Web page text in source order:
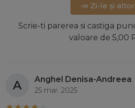
📣 Zi-le și
Scrie-ti parerea si castiga
valoare de 5,00
A Anghel Denisa-Andreea
25 mar. 2025